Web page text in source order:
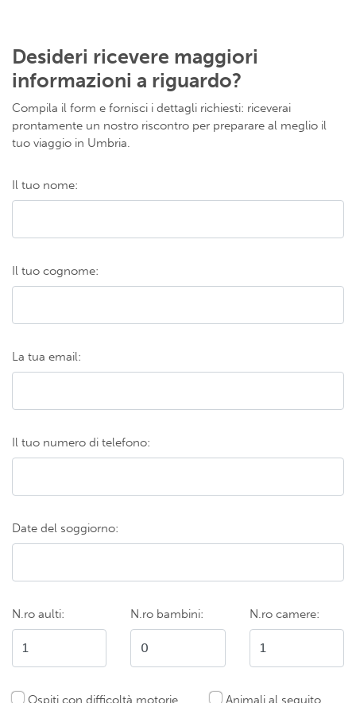
Desideri ricevere maggiori
informazioni a riguardo?
Compila il form e fornisci i dettagli richiesti: riceverai
prontamente un nostro riscontro per preparare al meglio il
tuo viaggio in Umbria.
Il tuo nome:
Il tuo cognome:
La tua email:
Il tuo numero di telefono:
Date del soggiorno:
N.ro aulti: N.ro bambini: N.ro camere:
Ospiti con difficoltà motorie Animali al seguito